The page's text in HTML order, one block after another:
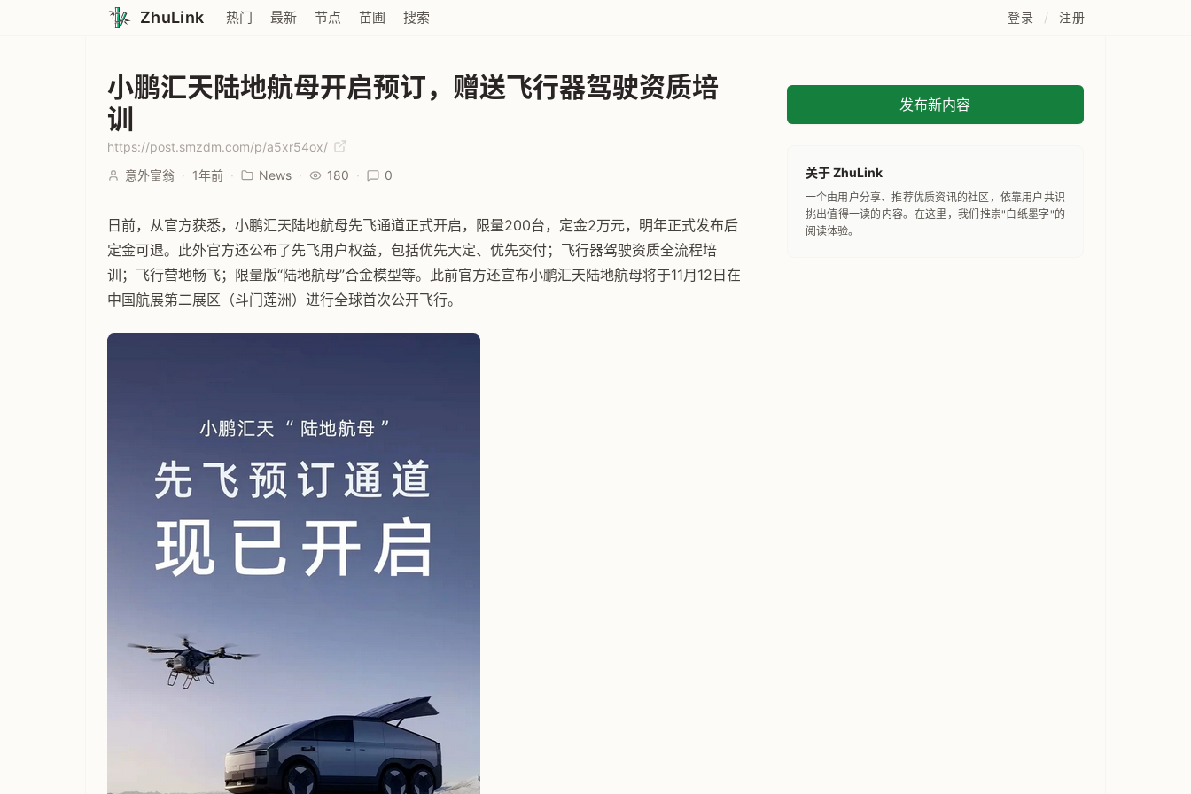
ZhuLink 热门 最新 节点 苗圃 搜索 登录 / 注册
小鹏汇天陆地航母开启预订，赠送飞行器驾驶资质培
训
https://post.smzdm.com/p/a5xr54ox/
意外富翁 · 1年前 · News · 180 · 0
日前，从官方获悉，小鹏汇天陆地航母先飞通道正式开启，限量200台，定金2万元，明年正式发布后
定金可退。此外官方还公布了先飞用户权益，包括优先大定、优先交付；飞行器驾驶资质全流程培
训；飞行营地畅飞；限量版“陆地航母”合金模型等。此前官方还宣布小鹏汇天陆地航母将于11月12日在
中国航展第二展区（斗门莲洲）进行全球首次公开飞行。
发布新内容
关于 ZhuLink
一个由用户分享、推荐优质资讯的社区，依靠用户共识
挑出值得一读的内容。在这里，我们推崇"白纸墨字"的
阅读体验。